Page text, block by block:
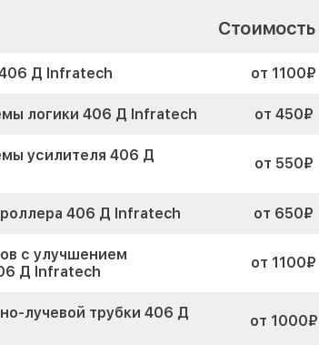
Стоимость
Д Infratech от 1100₽
логики 406 Д Infratech от 450₽
усилителя 406 Д
от 550₽
406 Д Infratech от 650₽
с улучшением
Д Infratech
от 1100₽
лучевой трубки 406 Д
от 1000₽